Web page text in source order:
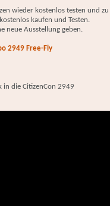
wieder kostenlos testen und
kaufen und Testen.
neue Ausstellung geben.
2949 Free-Fly
in die CitizenCon 2949